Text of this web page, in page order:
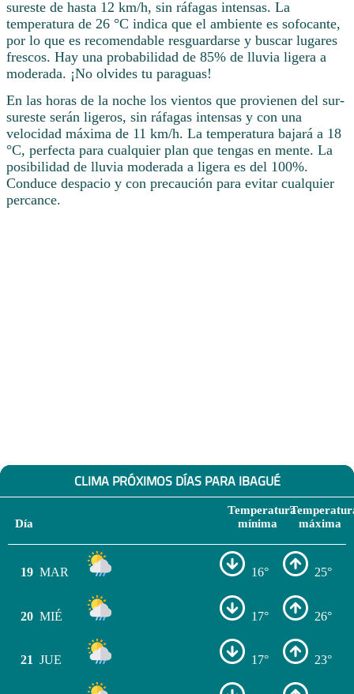
sureste de hasta 12 km/h, sin ráfagas intensas. La
temperatura de 26 °C indica que el ambiente es sofocante,
por lo que es recomendable resguardarse y buscar lugares
frescos. Hay una probabilidad de 85% de lluvia ligera a
moderada. ¡No olvides tu paraguas!
En las horas de la noche los vientos que provienen del sur-
sureste serán ligeros, sin ráfagas intensas y con una
velocidad máxima de 11 km/h. La temperatura bajará a 18
°C, perfecta para cualquier plan que tengas en mente. La
posibilidad de lluvia moderada a ligera es del 100%.
Conduce despacio y con precaución para evitar cualquier
percance.
CLIMA PRÓXIMOS DÍAS PARA IBAGUÉ
Día
Temperatura
mínima
máxima
19 MAR 16° 25°
20 MIÉ 17° 26°
21 JUE 17° 23°